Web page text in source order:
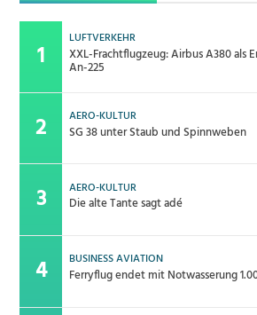
LUFTVERKEHR
XXL-Frachtflugzeug: Airbus A380 als
An-225
AERO-KULTUR
SG 38 unter Staub und Spinnweben
AERO-KULTUR
Die alte Tante sagt adé
BUSINESS AVIATION
Ferryflug endet mit Notwasserung